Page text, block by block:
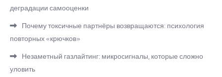
деградации самооценки
Почему токсичные партнёры возвращаются: психология
повторных «крючков»
Незаметный газлайтинг: микросигналы, которые сложно
уловить